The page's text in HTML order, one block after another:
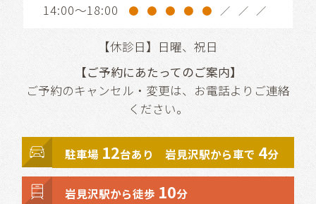
14:00～18:00 ● ● ● ● ● ／ ／ ／
【休診日】日曜、祝日
【ご予約にあたってのご案内】
ご予約のキャンセル・変更は、お電話よりご連絡
ください。
駐車場 12台あり 岩見沢駅から車で 4分
岩見沢駅から徒歩 10分